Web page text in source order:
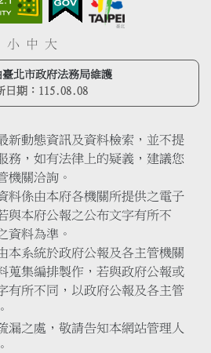
小 中 大
北市政府法務局維護
日期： 115.08.08
新動態資訊及資料檢索，並不提
務，如有法律上的疑義，建議您
機關洽詢。
料係由本府各機關所提供之電子
與本府公報之公布文字有所不
資料為準。
本系統於政府公報及各主管機關
蒐集編排製作，若與政府公報或
有所不同，以政府公報及各主管
漏之處，敬請告知本網站管理人